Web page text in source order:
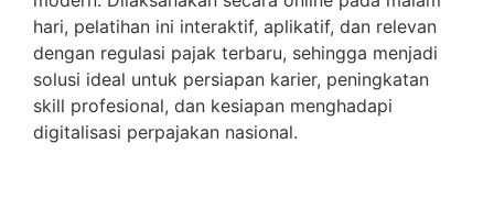
hari, pelatihan ini interaktif, aplikatif, dan relevan
dengan regulasi pajak terbaru, sehingga menjadi
solusi ideal untuk persiapan karier, peningkatan
skill profesional, dan kesiapan menghadapi
digitalisasi perpajakan nasional.